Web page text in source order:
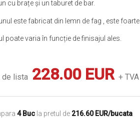
cu brațe și un taburet de bar.
este fabricat din lemn de fag , este
poate varia în funcție de finisajul ales.
de lista 228.00 EUR+ TVA
4 Buc la pretul de 216.60 EUR/bucata